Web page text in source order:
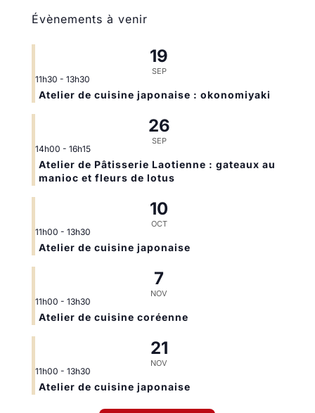
Évènements à venir
19
SEP
11h30 - 13h30
Atelier de cuisine japonaise : okonomiyaki
26
SEP
14h00 - 16h15
Atelier de Pâtisserie Laotienne : gateaux au
manioc et fleurs de lotus
10
OCT
11h00 - 13h30
Atelier de cuisine japonaise
7
NOV
11h00 - 13h30
Atelier de cuisine coréenne
21
NOV
11h00 - 13h30
Atelier de cuisine japonaise